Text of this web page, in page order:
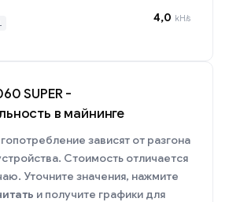
4,0 kH/s
SUPER -
в майнинге
зависят от разгона
Стоимость отличается
Уточните значения, нажмите
и получите графики для